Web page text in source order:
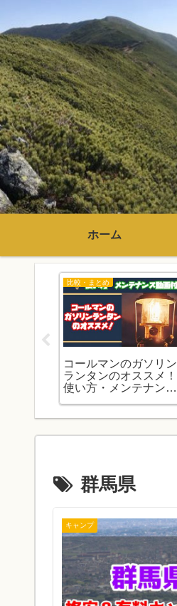
ホーム
比較・まとめ
コールマンのガソリン
ランタンのオススメ！
使い方・メンテナンス
群馬県
キャンプ